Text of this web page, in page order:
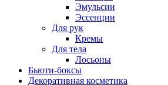
Эмульсии
Эссенции
Для рук
Кремы
Для тела
Лосьоны
Бьюти-боксы
Декоративная косметика